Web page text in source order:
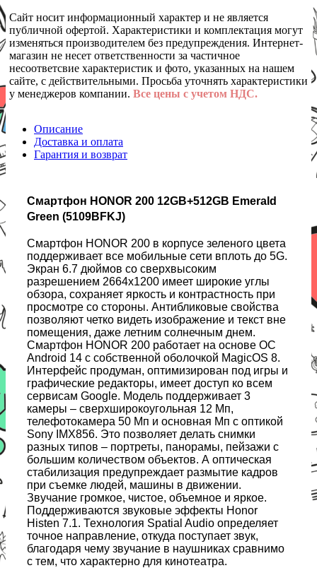
Сайт носит информационный характер и не является
публичной офертой. Характеристики и комплектация могут
изменяться производителем без предупреждения. Интернет-
магазин не несет ответственности за частичное
несоответсвие характеристик и фото, указанных на нашем
сайте, с действительными. Просьба уточнять характеристики
у менеджеров компании. Все цены с учетом НДС.
Описание
Доставка и оплата
Гарантия и возврат
Смартфон HONOR 200 12GB+512GB Emerald
Green (5109BFKJ)
Смартфон HONOR 200 в корпусе зеленого цвета
поддерживает все мобильные сети вплоть до 5G.
Экран 6.7 дюймов со сверхвысоким
разрешением 2664x1200 имеет широкие углы
обзора, сохраняет яркость и контрастность при
просмотре со стороны. Антибликовые свойства
позволяют четко видеть изображение и текст вне
помещения, даже летним солнечным днем.
Смартфон HONOR 200 работает на основе ОС
Android 14 с собственной оболочкой MagicOS 8.
Интерфейс продуман, оптимизирован под игры и
графические редакторы, имеет доступ ко всем
сервисам Google. Модель поддерживает 3
камеры – сверхширокоугольная 12 Мп,
телефотокамера 50 Мп и основная Мп с оптикой
Sony IMX856. Это позволяет делать снимки
разных типов – портреты, панорамы, пейзажи с
большим количеством объектов. А оптическая
стабилизация предупреждает размытие кадров
при съемке людей, машины в движении.
Звучание громкое, чистое, объемное и яркое.
Поддерживаются звуковые эффекты Honor
Histen 7.1. Технология Spatial Audio определяет
точное направление, откуда поступает звук,
благодаря чему звучание в наушниках сравнимо
с тем, что характерно для кинотеатра.